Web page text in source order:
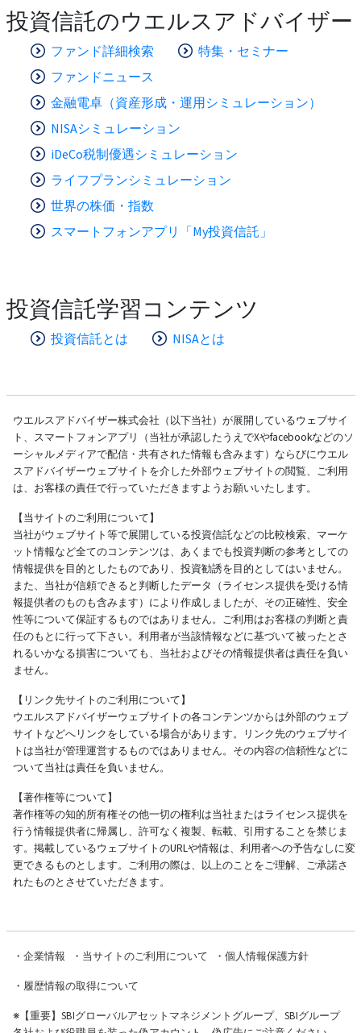
投資信託のウエルスアドバイザー
ファンド詳細検索
特集・セミナー
ファンドニュース
金融電卓（資産形成・運用シミュレーション）
NISAシミュレーション
iDeCo税制優遇シミュレーション
ライフプランシミュレーション
世界の株価・指数
スマートフォンアプリ「My投資信託」
投資信託学習コンテンツ
投資信託とは NISAとは
ウエルスアドバイザー株式会社（以下当社）が展開しているウェブサイ
ト、スマートフォンアプリ（当社が承認したうえでXやfacebookなどのソ
ーシャルメディアで配信・共有された情報も含みます）ならびにウエル
スアドバイザーウェブサイトを介した外部ウェブサイトの閲覧、ご利用
は、お客様の責任で行っていただきますようお願いいたします。
【当サイトのご利用について】
当社がウェブサイト等で展開している投資信託などの比較検索、マーケ
ット情報など全てのコンテンツは、あくまでも投資判断の参考としての
情報提供を目的としたものであり、投資勧誘を目的としてはいません。
また、当社が信頼できると判断したデータ（ライセンス提供を受ける情
報提供者のものも含みます）により作成しましたが、その正確性、安全
性等について保証するものではありません。ご利用はお客様の判断と責
任のもとに行って下さい。利用者が当該情報などに基づいて被ったとさ
れるいかなる損害についても、当社およびその情報提供者は責任を負い
ません。
【リンク先サイトのご利用について】
ウエルスアドバイザーウェブサイトの各コンテンツからは外部のウェブ
サイトなどへリンクをしている場合があります。リンク先のウェブサイ
トは当社が管理運営するものではありません。その内容の信頼性などに
ついて当社は責任を負いません。
【著作権等について】
著作権等の知的所有権その他一切の権利は当社またはライセンス提供を
行う情報提供者に帰属し、許可なく複製、転載、引用することを禁じま
す。掲載しているウェブサイトのURLや情報は、利用者への予告なしに変
更できるものとします。ご利用の際は、以上のことをご理解、ご承諾さ
れたものとさせていただきます。
・ 企業情報 ・ 当サイトのご利用について ・ 個人情報保護方針
・ 履歴情報の取得について
※【重要】SBIグローバルアセットマネジメントグループ、SBIグループ